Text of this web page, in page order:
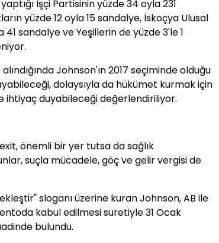
İşçi Partisinin yüzde 34 oyla 231
yüzde 12 oyla 15 sandalye, İskoçya Ulusal
sandalye ve Yeşillerin de yüzde 3'le 1
Johnson'ın 2017 seçiminde olduğu
dolaysıyla da hükümet kurmak için
ihtiyaç duyabileceği değerlendiriliyor.
önemli bir yer tutsa da sağlık
suçla mücadele, göç ve gelir vergisi de
sloganı üzerine kuran Johnson, AB ile
kabul edilmesi suretiyle 31 Ocak
bulundu.